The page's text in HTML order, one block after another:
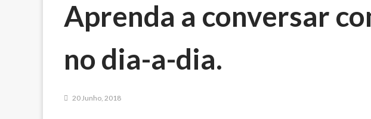
Aprenda a conversar
no dia-a-dia.
20 Junho, 2018